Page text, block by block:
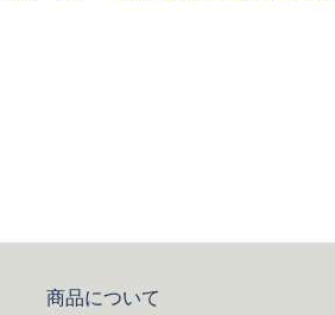
商品について